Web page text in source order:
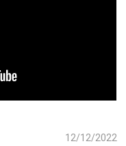
12/12/2022